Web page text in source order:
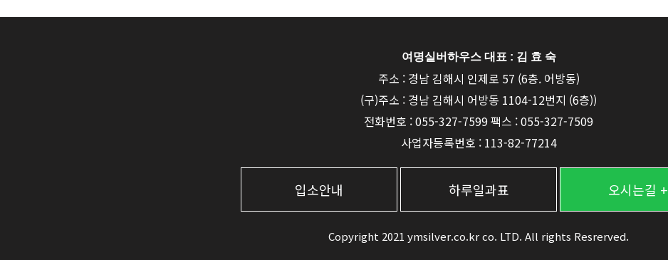
여명실버하우스 대표 : 김 효 숙
주소 : 경남 김해시 인제로 57 (6층. 어방동)
(구)주소 : 경남 김해시 어방동 1104-12번지 (6층))
전화번호 : 055-327-7599 팩스 : 055-327-7509
사업자등록번호 : 113-82-77214
입소안내 하루일과표 오시는길 +
Copyright 2021 ymsilver.co.kr co. LTD. All rights Resrerved.